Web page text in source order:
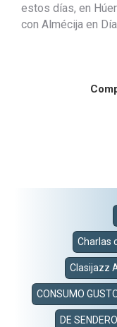
estos días, en
con Almécija en
Charlas
Clasijazz
CONSUMO
DE SENDERO